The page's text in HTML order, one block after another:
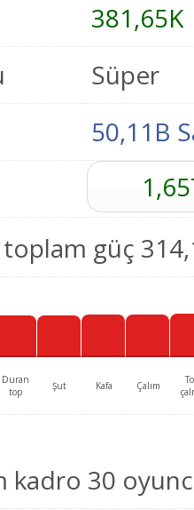
381,65K
Süper
50,11B
güç
Duran
top
Şut Kafa Çalım
kadro 30